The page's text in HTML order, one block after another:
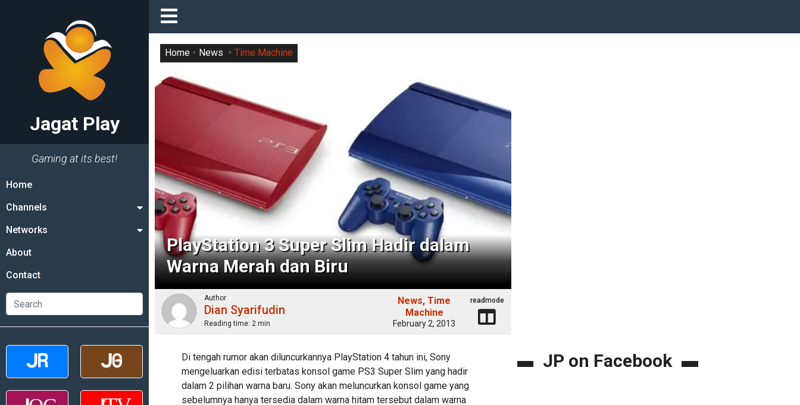
Jagat Play
Gaming at its best!
Home
Channels
Networks
About
Contact
PlayStation 3 Super Slim Hadir dalam
Warna Merah dan Biru
Home News Time Machine
Author
Dian Syarifudin
Reading time: 2 min
News Time
Machine
February 2, 2013
readmode
Di tengah rumor akan diluncurkannya PlayStation 4 tahun ini, Sony
mengeluarkan edisi terbatas konsol game PS3 Super Slim yang hadir
dalam 2 pilihan warna baru. Sony akan meluncurkan konsol game yang
sebelumnya hanya tersedia dalam warna hitam tersebut dalam warna
JP on Facebook